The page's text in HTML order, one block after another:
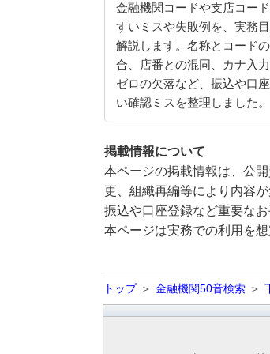
金融機関コードや支店コー
すいミスや失敗例を、実務
解説します。名称とコード
合、店番との混同、カナ入
ゼロの欠落など、振込や口
い確認ミスを整理しました。
掲載情報について
本ページの掲載情報は、公
更、組織再編等により内容が
振込や口座登録など重要な
本ページは実務での利用を
トップ 金融機関50音検索